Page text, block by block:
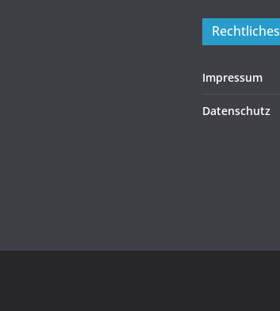
Rechtliches
Impressum
Datenschutz